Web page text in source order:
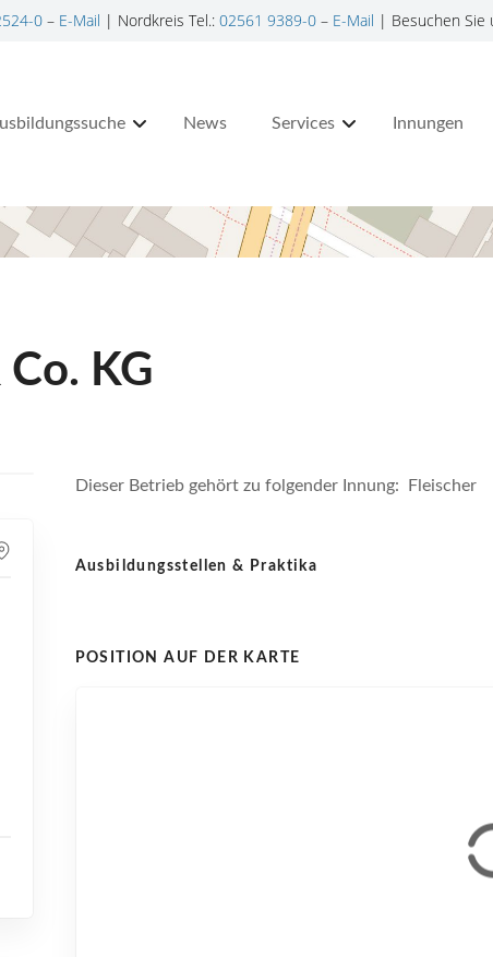
0– E-Mail | Nordkreis Tel.: 02561 9389-0– E-Mail | Besuchen Sie
News Services Innungen
KG
Dieser Betrieb gehört zu folgender Innung: Fleischer
Ausbildungsstellen & Praktika
POSITION AUF DER KARTE